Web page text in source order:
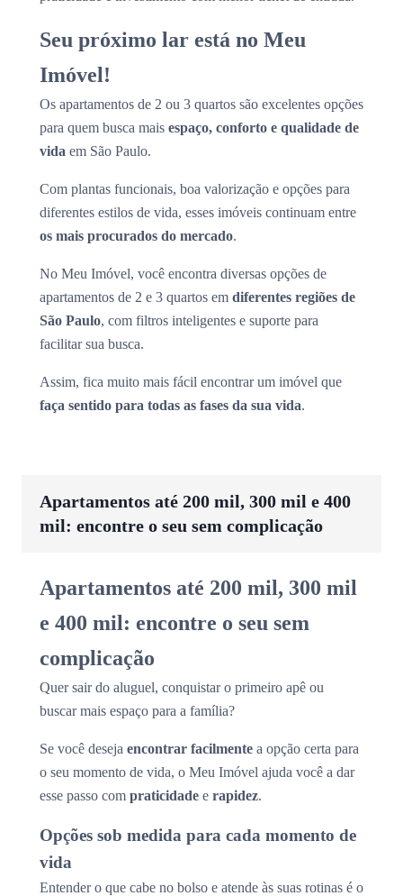
Seu próximo lar está no Meu
Imóvel!
Os apartamentos de 2 ou 3 quartos são excelentes opções
para quem busca mais espaço, conforto e qualidade de
vida em São Paulo.
Com plantas funcionais, boa valorização e opções para
diferentes estilos de vida, esses imóveis continuam entre
os mais procurados do mercado.
No Meu Imóvel, você encontra diversas opções de
apartamentos de 2 e 3 quartos em diferentes regiões de
São Paulo, com filtros inteligentes e suporte para
facilitar sua busca.
Assim, fica muito mais fácil encontrar um imóvel que
faça sentido para todas as fases da sua vida.
Apartamentos até 200 mil, 300 mil e 400
mil: encontre o seu sem complicação
Apartamentos até 200 mil, 300 mil
e 400 mil: encontre o seu sem
complicação
Quer sair do aluguel, conquistar o primeiro apê ou
buscar mais espaço para a família?
Se você deseja encontrar facilmente a opção certa para
o seu momento de vida, o Meu Imóvel ajuda você a dar
esse passo com praticidade e rapidez.
Opções sob medida para cada momento de
vida
Entender o que cabe no bolso e atende às suas rotinas é o